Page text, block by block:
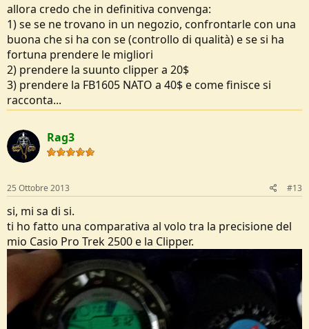
allora credo che in definitiva convenga:
1) se se ne trovano in un negozio, confrontarle con una
buona che si ha con se (controllo di qualità) e se si ha
fortuna prendere le migliori
2) prendere la suunto clipper a 20$
3) prendere la FB1605 NATO a 40$ e come finisce si
racconta...
Rag3
25 Ottobre 2013 #13
si, mi sa di si.
ti ho fatto una comparativa al volo tra la precisione del
mio Casio Pro Trek 2500 e la Clipper.